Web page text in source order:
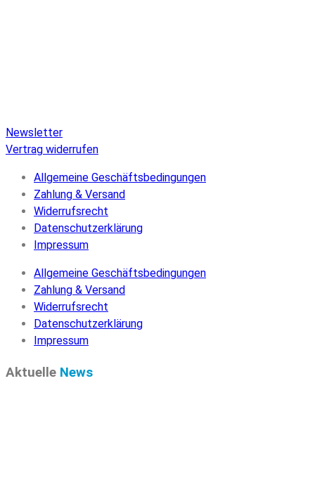
Newsletter
Vertrag widerrufen
Allgemeine Geschäftsbedingungen
Zahlung & Versand
Widerrufsrecht
Datenschutzerklärung
Impressum
Allgemeine Geschäftsbedingungen
Zahlung & Versand
Widerrufsrecht
Datenschutzerklärung
Impressum
Aktuelle News